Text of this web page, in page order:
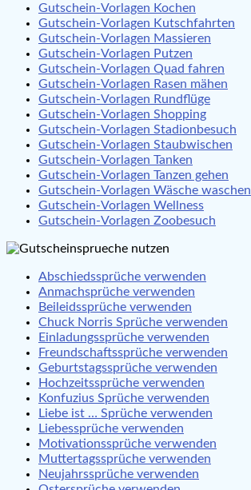
Gutschein-Vorlagen Kochen
Gutschein-Vorlagen Kutschfahrten
Gutschein-Vorlagen Massieren
Gutschein-Vorlagen Putzen
Gutschein-Vorlagen Quad fahren
Gutschein-Vorlagen Rasen mähen
Gutschein-Vorlagen Rundflüge
Gutschein-Vorlagen Shopping
Gutschein-Vorlagen Stadionbesuch
Gutschein-Vorlagen Staubwischen
Gutschein-Vorlagen Tanken
Gutschein-Vorlagen Tanzen gehen
Gutschein-Vorlagen Wäsche waschen
Gutschein-Vorlagen Wellness
Gutschein-Vorlagen Zoobesuch
Abschiedssprüche verwenden
Anmachsprüche verwenden
Beileidssprüche verwenden
Chuck Norris Sprüche verwenden
Einladungssprüche verwenden
Freundschaftssprüche verwenden
Geburtstagssprüche verwenden
Hochzeitssprüche verwenden
Konfuzius Sprüche verwenden
Liebe ist … Sprüche verwenden
Liebessprüche verwenden
Motivationssprüche verwenden
Muttertagssprüche verwenden
Neujahrssprüche verwenden